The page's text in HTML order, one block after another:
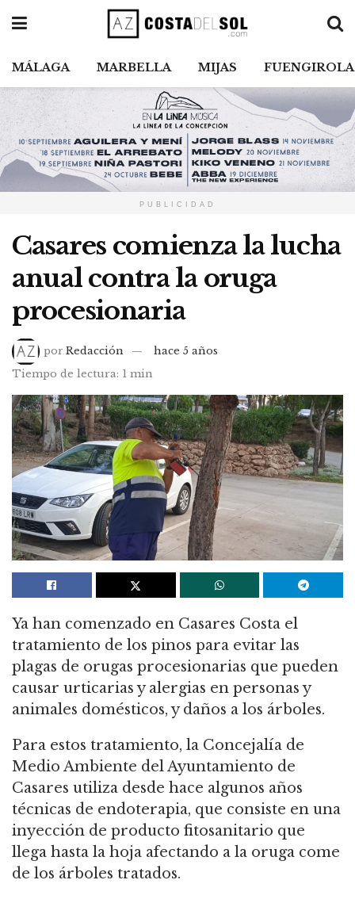
MÁLAGA MARBELLA MIJAS FUENGIROLA
PUBLICIDAD
Casares comienza la lucha
anual contra la oruga
procesionaria
por Redacción
hace 5 años
Tiempo de lectura: 1 min
Ya han comenzado en Casares Costa el
tratamiento de los pinos para evitar las
plagas de orugas procesionarias que pueden
causar urticarias y alergias en personas y
animales domésticos, y daños a los árboles.
Para estos tratamiento, la Concejalía de
Medio Ambiente del Ayuntamiento de
Casares utiliza desde hace algunos años
técnicas de endoterapia, que consiste en una
inyección de producto fitosanitario que
llega hasta la hoja afectando a la oruga come
de los árboles tratados.